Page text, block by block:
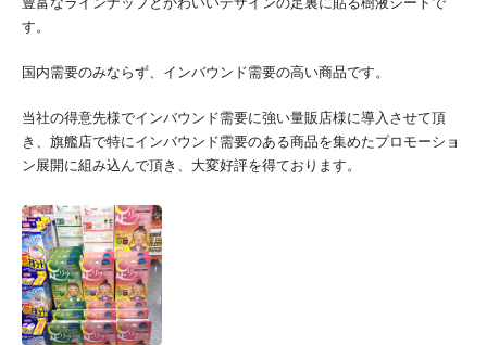
す。
国内需要のみならず、インバウンド需要の高い商品です。
当社の得意先様でインバウンド需要に強い量販店様に導入させて頂
き、旗艦店で特にインバウンド需要のある商品を集めたプロモーショ
ン展開に組み込んで頂き、大変好評を得ております。